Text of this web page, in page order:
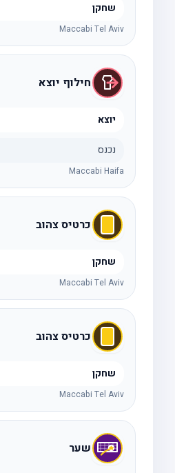
שחקן
Maccabi Tel Aviv
חילוף יוצא
יוצא
נכנס
Maccabi Haifa
כרטיס צהוב
שחקן
Maccabi Tel Aviv
כרטיס צהוב
שחקן
Maccabi Tel Aviv
שער